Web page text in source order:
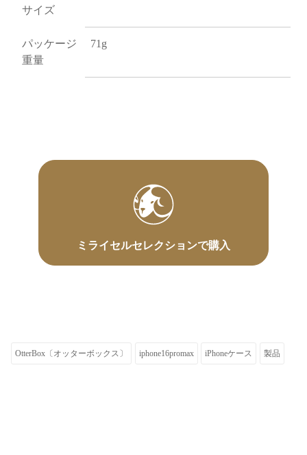
サイズ
パッケージ
重量
71g
ミライセルセレクションで購入
OtterBox〔オッターボックス〕 iphone16promax iPhoneケース 製品